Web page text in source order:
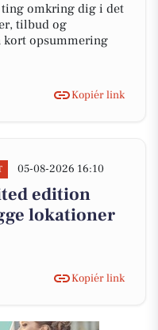
ting omkring dig i det
tilbud og
kort opsummering
Kopiér link
05-08-2026 16:10
edition
lokationer
Kopiér link